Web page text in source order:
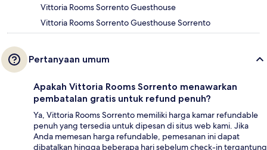
Vittoria Rooms Sorrento Guesthouse
Vittoria Rooms Sorrento Guesthouse Sorrento
Pertanyaan umum
Apakah Vittoria Rooms Sorrento menawarkan
pembatalan gratis untuk refund penuh?
Ya, Vittoria Rooms Sorrento memiliki harga kamar refundable
penuh yang tersedia untuk dipesan di situs web kami. Jika
Anda memesan harga refundable, pemesanan ini dapat
dibatalkan hingga beberapa hari sebelum check-in tergantung